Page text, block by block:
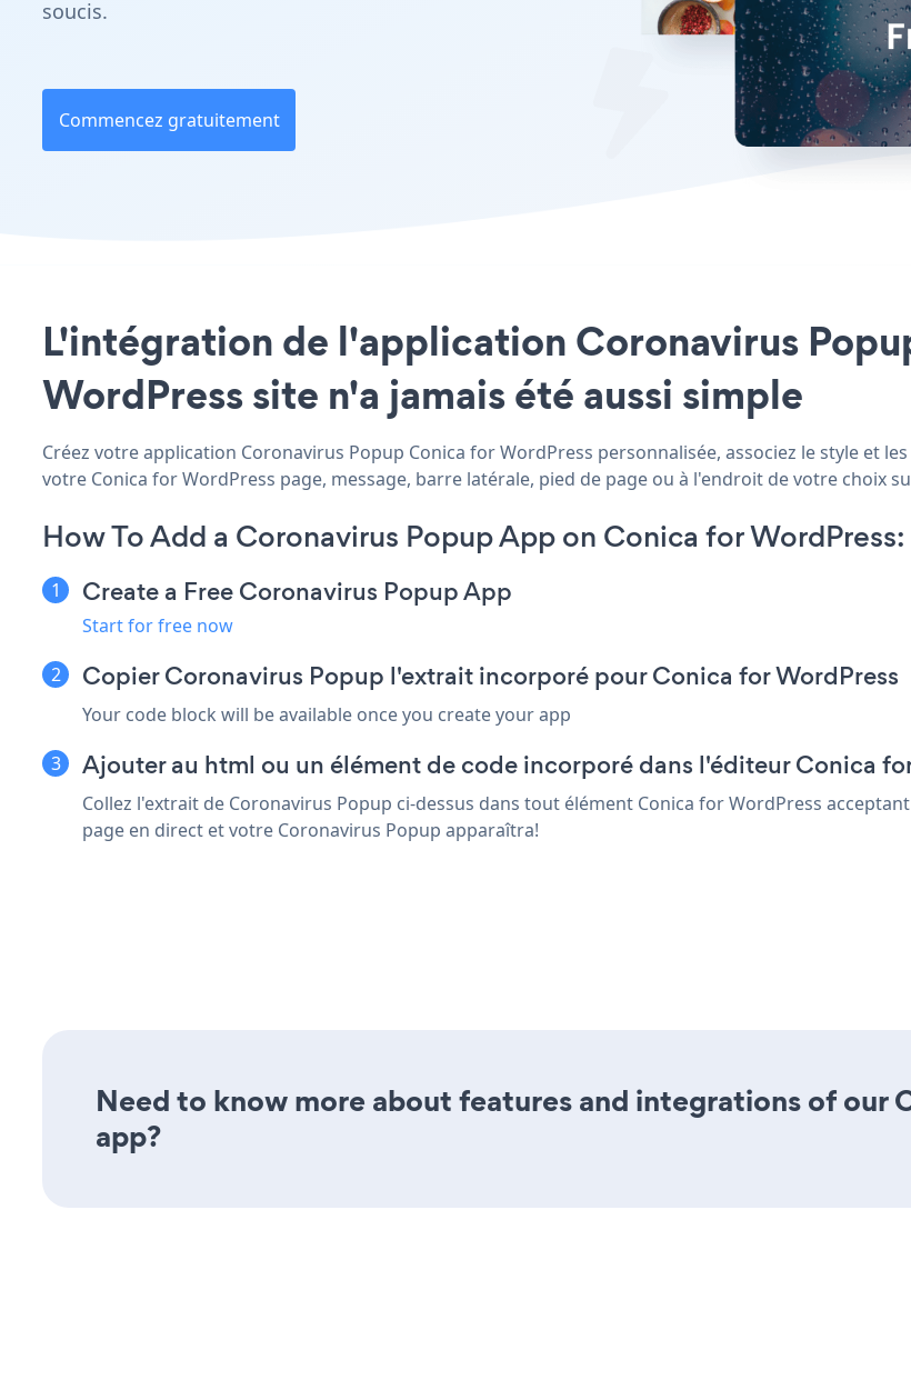
soucis.
Commencez gratuitement
L'intégration de l'application Coronavirus
WordPress site n'a jamais été aussi simple
Créez votre application Coronavirus Popup Conica for WordPress personnalisée, associez le style et
votre Conica for WordPress page, message, barre latérale, pied de page ou à l'endroit de votre choix
How To Add a Coronavirus Popup App on Conica for WordPress:
Create a Free Coronavirus Popup App
Start for free now
Copier Coronavirus Popup l'extrait incorporé pour Conica for WordPress
Your code block will be available once you create your app
Ajouter au html ou un élément de code incorporé dans l'éditeur Conica
Collez l'extrait de Coronavirus Popup ci-dessus dans tout élément Conica for WordPress
page en direct et votre Coronavirus Popup apparaîtra!
Need to know more about features and integrations of our
app?